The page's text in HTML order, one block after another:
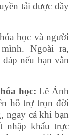
tải được đầy
học và người
Ngoài ra,
nếu bạn vẫn
học: Lê Ánh
hỗ trợ trọn đời
ngay cả khi bạn
nhập khẩu trực